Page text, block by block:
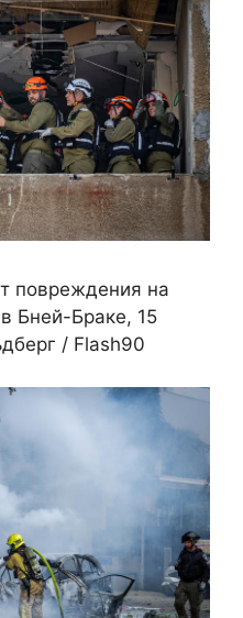
повреждения на
Бней-Браке, 15
/ Flash90